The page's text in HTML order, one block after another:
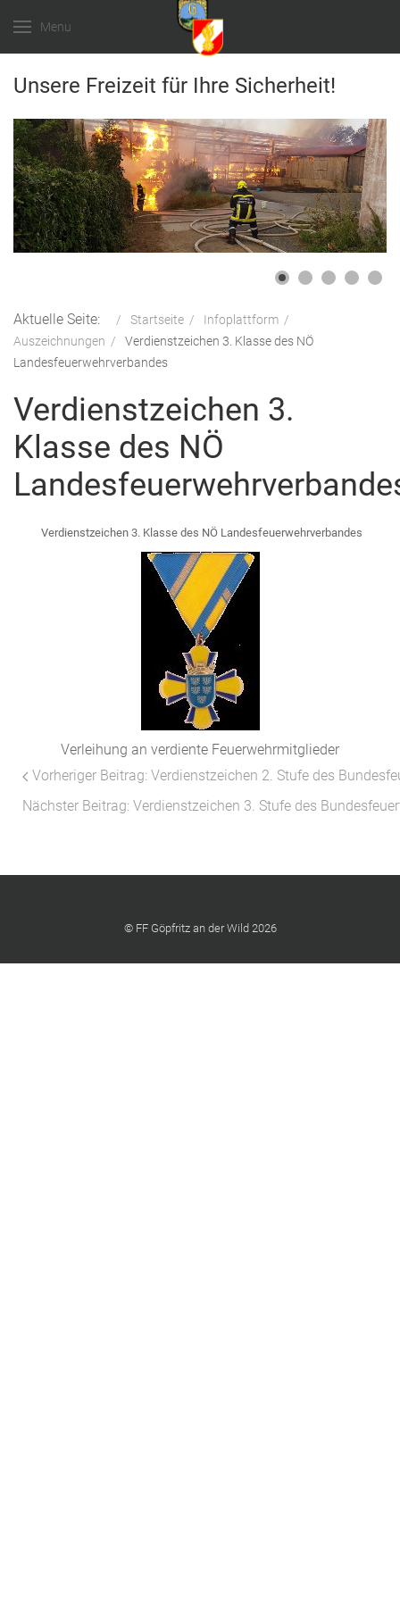
Menu
Unsere Freizeit für Ihre Sicherheit!
Aktuelle Seite: Startseite
Infoplattform
Auszeichnungen
Verdienstzeichen 3. Klasse des NÖ
Landesfeuerwehrverbandes
Verdienstzeichen 3.
Klasse des NÖ
Verdienstzeichen 3. Klasse des NÖ Landesfeuerwehrverbandes
Verleihung an verdiente Feuerwehrmitglieder
Vorheriger Beitrag: Verdienstzeichen 2. Stufe des
Nächster Beitrag: Verdienstzeichen 3. Stufe des
© FF Göpfritz an der Wild 2026